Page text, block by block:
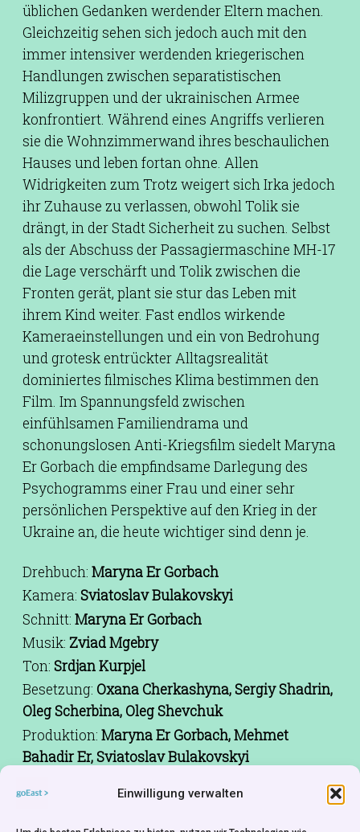
Einwilligung verwalten
üblichen Gedanken werdender Eltern machen.
Gleichzeitig sehen sich jedoch auch mit den
immer intensiver werdenden kriegerischen
Handlungen zwischen separatistischen
Milizgruppen und der ukrainischen Armee
konfrontiert. Während eines Angriffs verlieren
sie die Wohnzimmerwand ihres beschaulichen
Hauses und leben fortan ohne. Allen
Widrigkeiten zum Trotz weigert sich Irka jedoch
ihr Zuhause zu verlassen, obwohl Tolik sie
drängt, in der Stadt Sicherheit zu suchen. Selbst
als der Abschuss der Passagiermaschine MH-17
die Lage verschärft und Tolik zwischen die
Fronten gerät, plant sie stur das Leben mit
ihrem Kind weiter. Fast endlos wirkende
Kameraeinstellungen und ein von Bedrohung
und grotesk entrückter Alltagsrealität
dominiertes filmisches Klima bestimmen den
Film. Im Spannungsfeld zwischen
einfühlsamen Familiendrama und
schonungslosen Anti-Kriegsfilm siedelt Maryna
Er Gorbach die empfindsame Darlegung des
Psychogramms einer Frau und einer sehr
persönlichen Perspektive auf den Krieg in der
Ukraine an, die heute wichtiger sind denn je.
Drehbuch: Maryna Er Gorbach
Kamera: Sviatoslav Bulakovskyi
Schnitt: Maryna Er Gorbach
Musik: Zviad Mgebry
Ton: Srdjan Kurpjel
Besetzung: Oxana Cherkashyna, Sergiy Shadrin,
Oleg Scherbina, Oleg Shevchuk
Produktion: Maryna Er Gorbach, Mehmet
Bahadir Er, Sviatoslav Bulakovskyi